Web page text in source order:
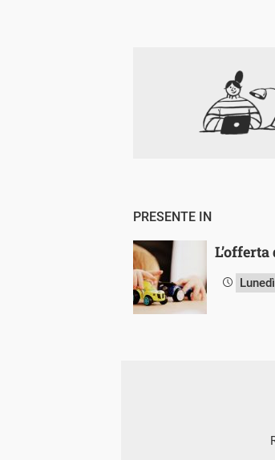
PRESENTE IN